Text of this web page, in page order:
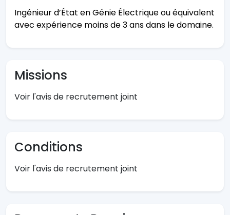
Ingénieur d’État en Génie Électrique ou équivalent
avec expérience moins de 3 ans dans le domaine.
Missions
Voir l'avis de recrutement joint
Conditions
Voir l'avis de recrutement joint